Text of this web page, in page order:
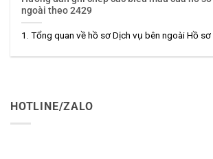
ngoài theo 2429
1. Tổng quan về hồ sơ Dịch vụ bên ngoài Hồ sơ
HOTLINE/ZALO